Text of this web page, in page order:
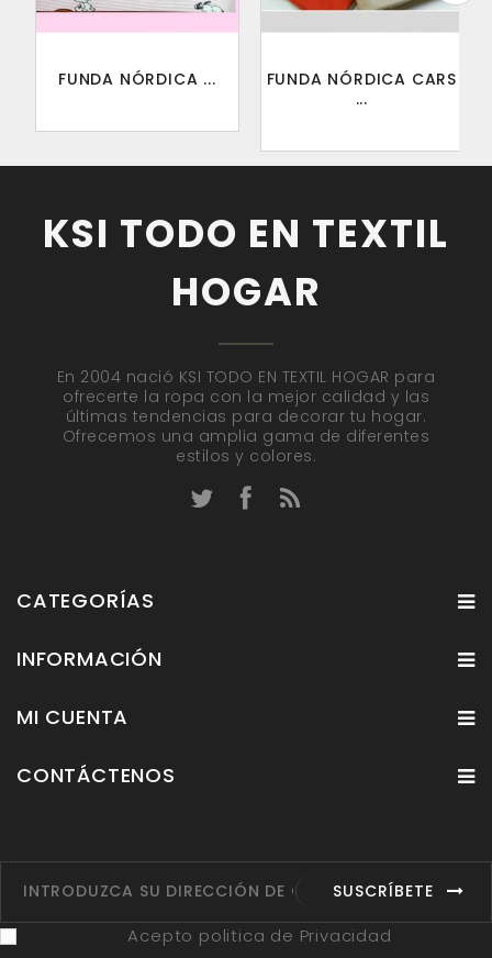
FUNDA NÓRDICA ...
FUNDA NÓRDICA CARS
...
KSI TODO EN TEXTIL
HOGAR
En 2004 nació KSI TODO EN TEXTIL HOGAR para
ofrecerte la ropa con la mejor calidad y las
últimas tendencias para decorar tu hogar.
Ofrecemos una amplia gama de diferentes
estilos y colores.
CATEGORÍAS
INFORMACIÓN
MI CUENTA
CONTÁCTENOS
SUSCRÍBETE
Acepto politica de Privacidad